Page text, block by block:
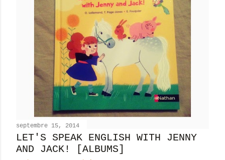
septembre 15, 2014
LET'S SPEAK ENGLISH WITH JENNY
AND JACK! [ALBUMS]